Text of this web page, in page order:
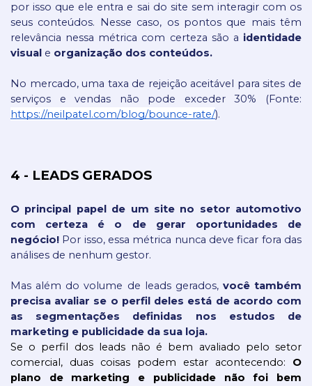
por isso que ele entra e sai do site sem interagir com os
seus conteúdos. Nesse caso, os pontos que mais têm
relevância nessa métrica com certeza são a identidade
visual e organização dos conteúdos.
No mercado, uma taxa de rejeição aceitável para sites de
https://neilpatel.com/blog/bounce-rate/).
4 - LEADS GERADOS
O principal papel de um site no setor automotivo
com certeza é o de gerar oportunidades de
negócio! Por isso, essa métrica nunca deve ficar fora das
análises de nenhum gestor.
Mas além do volume de leads gerados, você também
precisa avaliar se o perfil deles está de acordo com
as segmentações definidas nos estudos de
marketing e publicidade da sua loja.
Se o perfil dos leads não é bem avaliado pelo setor
comercial, duas coisas podem estar acontecendo: O
plano de marketing e publicidade não foi bem